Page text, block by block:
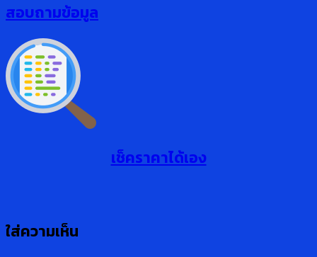
สอบถามข้อมูล
เช็คราคาได้เอง
ใส่ความเห็น